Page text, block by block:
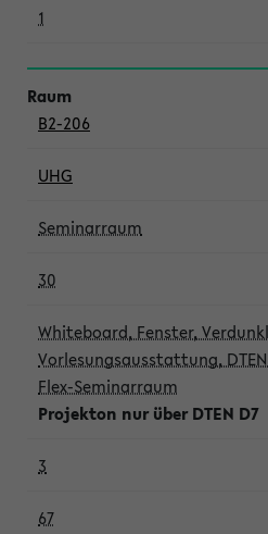
1
B2-206
UHG
Seminarraum
30
Whiteboard, Fenster,
Vorlesungsausstattung,
Flex-Seminarraum
Projekton nur über DTEN D7
3
67